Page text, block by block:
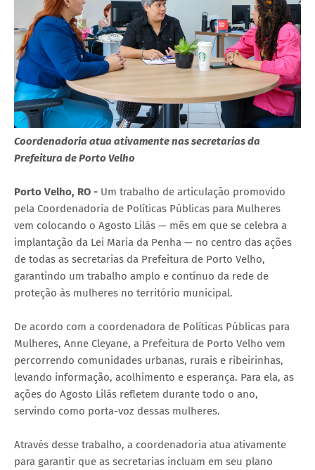
Coordenadoria atua ativamente nas secretarias da
Prefeitura de Porto Velho
Porto Velho, RO - Um trabalho de articulação promovido
pela Coordenadoria de Políticas Públicas para Mulheres
vem colocando o Agosto Lilás — mês em que se celebra a
implantação da Lei Maria da Penha — no centro das ações
de todas as secretarias da Prefeitura de Porto Velho,
garantindo um trabalho amplo e contínuo da rede de
proteção às mulheres no território municipal.
De acordo com a coordenadora de Políticas Públicas para
Mulheres, Anne Cleyane, a Prefeitura de Porto Velho vem
percorrendo comunidades urbanas, rurais e ribeirinhas,
levando informação, acolhimento e esperança. Para ela, as
ações do Agosto Lilás refletem durante todo o ano,
servindo como porta-voz dessas mulheres.
Através desse trabalho, a coordenadoria atua ativamente
para garantir que as secretarias incluam em seu plano